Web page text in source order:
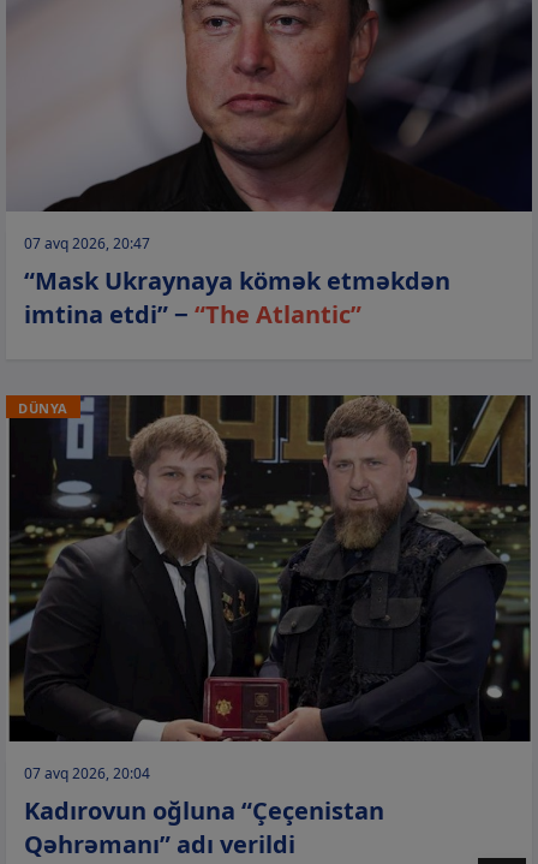
07 avq 2026, 20:47
“Mask Ukraynaya kömək etməkdən
imtina etdi” − “The Atlantic”
DÜNYA
07 avq 2026, 20:04
Kadırovun oğluna “Çeçenistan
Qəhrəmanı” adı verildi